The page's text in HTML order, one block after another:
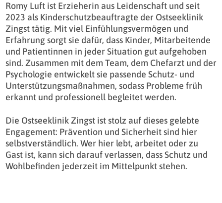
Romy Luft ist Erzieherin aus Leidenschaft und seit
2023 als Kinderschutzbeauftragte der Ostseeklinik
Zingst tätig. Mit viel Einfühlungsvermögen und
Erfahrung sorgt sie dafür, dass Kinder, Mitarbeitende
und Patientinnen in jeder Situation gut aufgehoben
sind. Zusammen mit dem Team, dem Chefarzt und der
Psychologie entwickelt sie passende Schutz- und
Unterstützungsmaßnahmen, sodass Probleme früh
erkannt und professionell begleitet werden.
Die Ostseeklinik Zingst ist stolz auf dieses gelebte
Engagement: Prävention und Sicherheit sind hier
selbstverständlich. Wer hier lebt, arbeitet oder zu
Gast ist, kann sich darauf verlassen, dass Schutz und
Wohlbefinden jederzeit im Mittelpunkt stehen.